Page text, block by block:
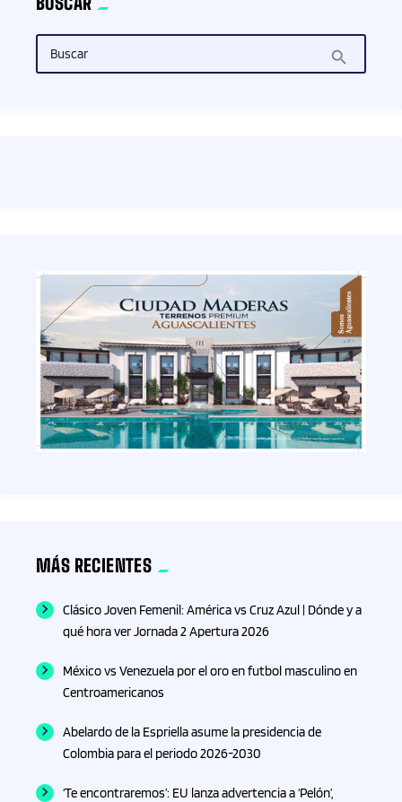
Buscar search
MÁS RECIENTES
Clásico Joven Femenil: América vs Cruz Azul | Dónde y a
qué hora ver Jornada 2 Apertura 2026
México vs Venezuela por el oro en futbol masculino en
Centroamericanos
Abelardo de la Espriella asume la presidencia de
Colombia para el periodo 2026-2030
‘Te encontraremos’: EU lanza advertencia a ‘Pelón’,